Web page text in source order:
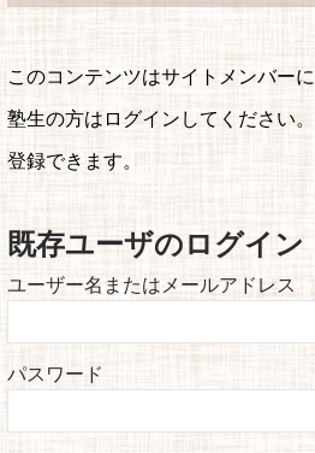
このコンテンツはサイトメンバー
塾生の方はログインしてください
登録できます。
既存ユーザのログイン
ユーザー名またはメールアドレス
パスワード